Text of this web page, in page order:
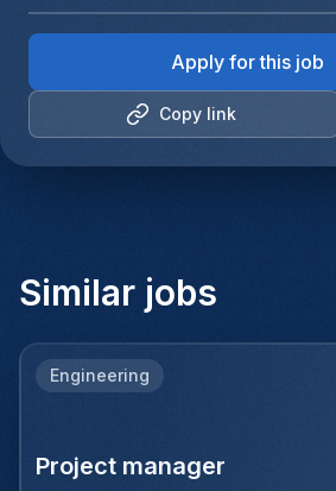
Copy link
Apply for this job
Similar jobs
Engineering
Project manager